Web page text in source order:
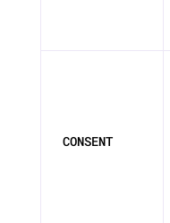
CONSENT